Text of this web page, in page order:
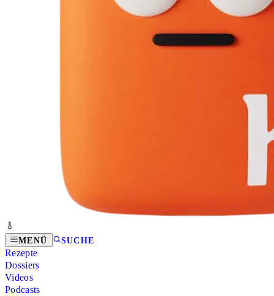
MENÜ SUCHE
Rezepte
Dossiers
Videos
Podcasts